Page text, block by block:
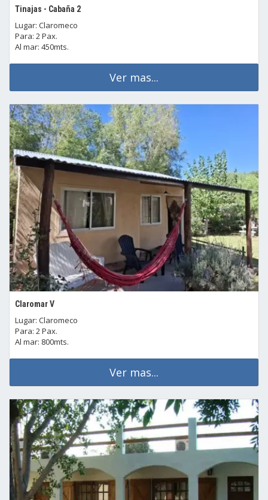
Tinajas - Cabaña 2
Lugar: Claromeco
Para: 2 Pax.
Al mar: 450mts.
Ver mas...
Claromar V
Lugar: Claromeco
Para: 2 Pax.
Al mar: 800mts.
Ver mas...